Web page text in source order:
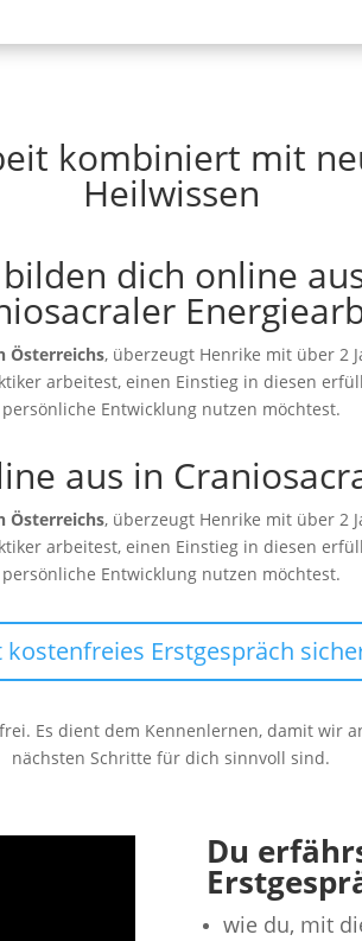
kombiniert mit
Heilwissen
dich online
Österreichs, überzeugt Henrike mit über 2
arbeitest, einen Einstieg in diesen
persönliche Entwicklung nutzen möchtest.
aus in
Österreichs, überzeugt Henrike mit über 2
arbeitest, einen Einstieg in diesen
persönliche Entwicklung nutzen möchtest.
kostenfreies Erstgespräch
Es dient dem Kennenlernen, damit wir
nächsten Schritte für dich sinnvoll sind.
Du
wie du, mit